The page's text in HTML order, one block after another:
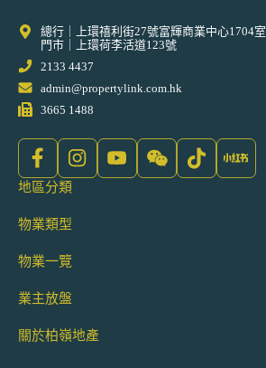
總行｜上環禧利街27號富輝商業中心1704室
門市｜上環荷李活道123號
2133 4437
admin@propertylink.com.hk
3665 1488
地區分類
物業類型
物業一覽
業主放盤
關於柏嶺地產